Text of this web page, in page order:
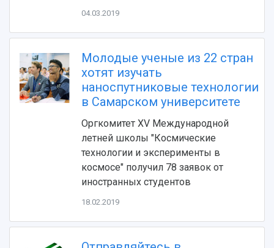
НАЗАД
Об университете
Ключевые факты
Попечительский совет
Главные новости
Бортжурнал
Объявления
СМИ об университете
Образование
Почему я выбираю Самарский университет?
Абитуриенту
Бакалавриат и специалитет
Магистратура
Аспирантура
Учебные планы
Дополнительное образование
Научно-исследовательская деятельность
Основные научные направления
Научные школы и ведущие научные коллективы
Диссертационные советы
Подготовка научных кадров
Конкурс на замещение должностей научных
Научно-технический совет
04.03.2019
Молодые ученые из 22 стран
хотят изучать
наноспутниковые технологии
в Самарском университете
Оргкомитет XV Международной
летней школы "Космические
технологии и эксперименты в
космосе" получил 78 заявок от
иностранных студентов
18.02.2019